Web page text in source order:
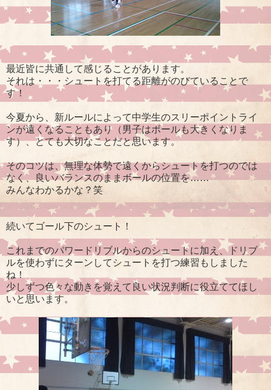
最近皆に共通して感じることがあります。
それは・・・シュートを打てる距離がのびていることで
す！
今夏から、新ルールによって中学生のスリーポイントライ
ンが遠くなることもあり（男子はボールも大きくなりま
す）、とても大切なことだと思います。
そのコツは、無理な体勢で遠くからシュートを打つのでは
なく、良いバランスのままボールの位置を……
みんなわかるかな？笑
続いてゴール下のシュート！
これまでのパワードリブルからのシュートに加え、ドリブ
ルを使わずにターンしてシュートを打つ練習もしました
ね！
少しずつ色々な動きを覚えて良い状況判断に役立ててほし
いと思います。